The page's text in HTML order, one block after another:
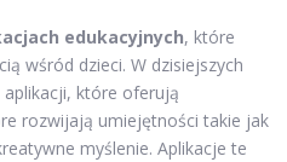
edukacyjnych, które
wśród dzieci. W dzisiejszych
które oferują
rozwijają umiejętności takie jak
myślenie. Aplikacje te